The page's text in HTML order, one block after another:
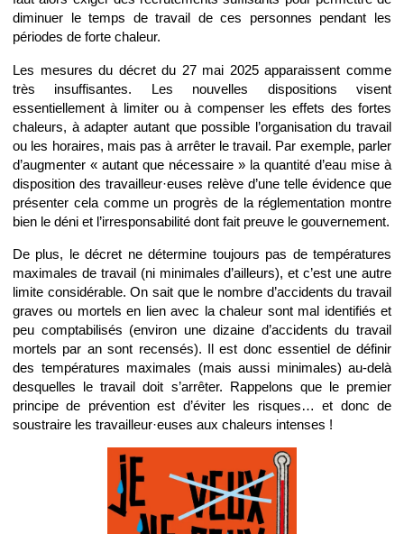
diminuer le temps de travail de ces personnes pendant les
périodes de forte chaleur.
Les mesures du décret du 27 mai 2025 apparaissent comme
très insuffisantes. Les nouvelles dispositions visent
essentiellement à limiter ou à compenser les effets des fortes
chaleurs, à adapter autant que possible l’organisation du travail
ou les horaires, mais pas à arrêter le travail. Par exemple, parler
d’augmenter « autant que nécessaire » la quantité d’eau mise à
disposition des travailleur·euses relève d’une telle évidence que
présenter cela comme un progrès de la réglementation montre
bien le déni et l’irresponsabilité dont fait preuve le gouvernement.
De plus, le décret ne détermine toujours pas de températures
maximales de travail (ni minimales d’ailleurs), et c’est une autre
limite considérable. On sait que le nombre d’accidents du travail
graves ou mortels en lien avec la chaleur sont mal identifiés et
peu comptabilisés (environ une dizaine d’accidents du travail
mortels par an sont recensés). Il est donc essentiel de définir
des températures maximales (mais aussi minimales) au-delà
desquelles le travail doit s’arrêter. Rappelons que le premier
principe de prévention est d’éviter les risques… et donc de
soustraire les travailleur·euses aux chaleurs intenses !